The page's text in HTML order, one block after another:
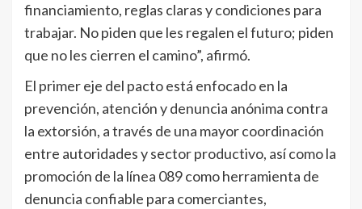
financiamiento, reglas claras y condiciones para
trabajar. No piden que les regalen el futuro; piden
que no les cierren el camino”, afirmó.
El primer eje del pacto está enfocado en la
prevención, atención y denuncia anónima contra
la extorsión, a través de una mayor coordinación
entre autoridades y sector productivo, así como la
promoción de la línea 089 como herramienta de
denuncia confiable para comerciantes,